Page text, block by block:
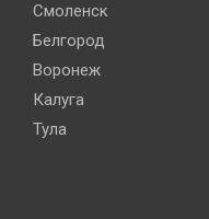
Смоленск
Белгород
Воронеж
Калуга
Тула